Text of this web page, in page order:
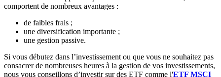
comportent de nombreux avantages :
de faibles frais ;
une diversification importante ;
une gestion passive.
Si vous débutez dans l’investissement ou que vous ne souhaitez pas
consacrer de nombreuses heures à la gestion de vos investissements,
nous vous conseillons d’investir sur des ETF comme l'ETF MSCI